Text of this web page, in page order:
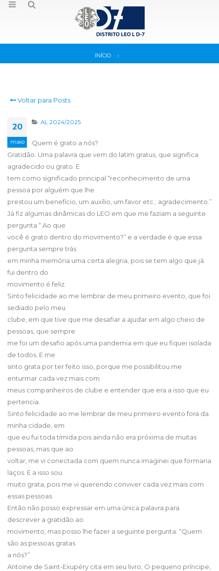
INÍCIO
Voltar para Posts
20
maio
AL 2024/2025
Quem é grato a nós?
Gratidão. Uma palavra que vem do latim gratus, que significa
agradecido ou grato. E
tem como significado principal “reconhecimento de uma
pessoa por alguém que lhe
prestou um benefício, um auxílio, um favor etc.; agradecimento.”
Já fiz algumas dinâmicas do LEO em que me faziam a seguinte
pergunta “ Ao que
você é grato dentro do movimento?” e a verdade é que essa
pergunta sempre trás
em minha memória uma certa alegria, pois se tem algo que já
fui dentro do
movimento é feliz.
Sinto felicidade ao me lembrar de meu primeiro evento, que foi
sediado pelo meu
clube, em que tive que me desafiar a ajudar em algo cheio de
pessoas, que sempre
me foi um desafio após uma pandemia em que eu fiquei isolada
de todos. E me
sinto grata por ter feito isso, porque me possibilitou me
enturmar cada vez mais com
meus companheiros de clube e entender que era a isso que eu
pertencia.
Sinto felicidade ao me lembrar de meu primeiro evento fora da
minha cidade, em
que eu fui toda tímida pois ainda não era próxima de muitas
pessoas, mas que ao
voltar, me vi conectada com quem nunca imaginei que formaria
laços. E a isso sou
muito grata, pois me vi querendo conviver cada vez mais com
essas pessoas.
Então não posso expressar em uma única palavra para
descrever a gratidão ao
movimento, mas posso lhe fazer a seguinte pergunta: “Quem
são as pessoas gratas
a nós?”
Antoine de Saint-Exupéry cita em seu livro, O pequeno príncipe,